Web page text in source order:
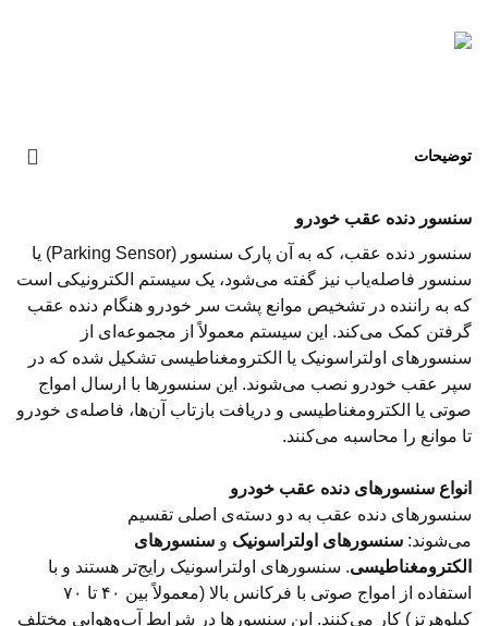
توضیحات
سنسور دنده عقب خودرو
سنسور دنده عقب، که به آن پارک سنسور (Parking Sensor) یا
سنسور فاصله‌یاب نیز گفته می‌شود، یک سیستم الکترونیکی است
که به راننده در تشخیص موانع پشت سر خودرو هنگام دنده عقب
گرفتن کمک می‌کند. این سیستم معمولاً از مجموعه‌ای از
سنسورهای اولتراسونیک یا الکترومغناطیسی تشکیل شده که در
سپر عقب خودرو نصب می‌شوند. این سنسورها با ارسال امواج
صوتی یا الکترومغناطیسی و دریافت بازتاب آن‌ها، فاصله‌ی خودرو
تا موانع را محاسبه می‌کنند.
انواع سنسورهای دنده عقب خودرو
سنسورهای دنده عقب به دو دسته‌ی اصلی تقسیم
می‌شوند: سنسورهای اولتراسونیک و سنسورهای
الکترومغناطیسی. سنسورهای اولتراسونیک رایج‌تر هستند و با
استفاده از امواج صوتی با فرکانس بالا (معمولاً بین ۴۰ تا ۷۰
کیلوهرتز) کار می‌کنند. این سنسورها در شرایط آب‌وهوایی مختلف